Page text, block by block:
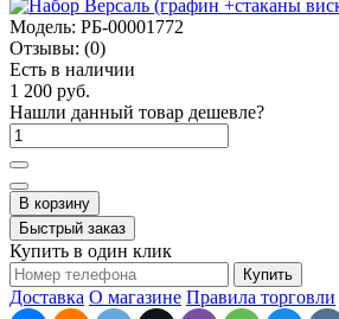
Модель: РБ-00001772
Отзывы: (0)
Есть в наличии
1 200 руб.
Нашли данный товар дешевле?
В корзину
Быстрый заказ
Купить в один клик
Купить
Доставка О магазине Правила торговли